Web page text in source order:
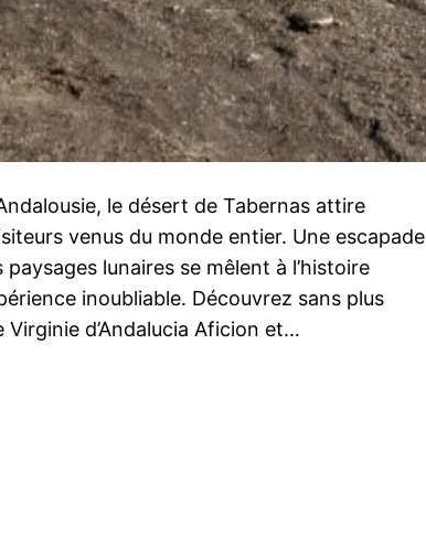
le désert de Tabernas attire
venus du monde entier. Une escapade
lunaires se mêlent à l’histoire
inoubliable. Découvrez sans plus
d’Andalucia Aficion et…